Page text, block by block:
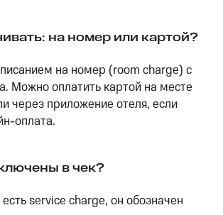
на номер или картой?
на номер (room charge) с
Можно оплатить картой на месте
через приложение отеля, если
оплата.
в чек?
service charge, он обозначен